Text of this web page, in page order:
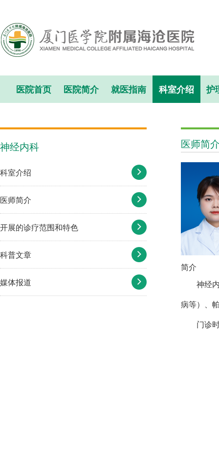
医院首页 医院简介 就医指南 科室介绍 护
医师简
简介
神经
病等）、
门诊
神经内科
科室介绍
医师简介
开展的诊疗范围和特色
科普文章
媒体报道